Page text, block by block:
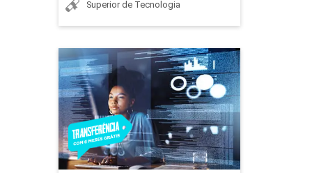
75
BANCO DE DADOS I
75
EDUARDO MANGUCCI DE OLIVEIRA
EDUARDO SILVA GOUVEA
Superior de Tecnologia
Análise e Desenvolvimento
de Sistemas
Detalhes do curso
Ir para Inscrição